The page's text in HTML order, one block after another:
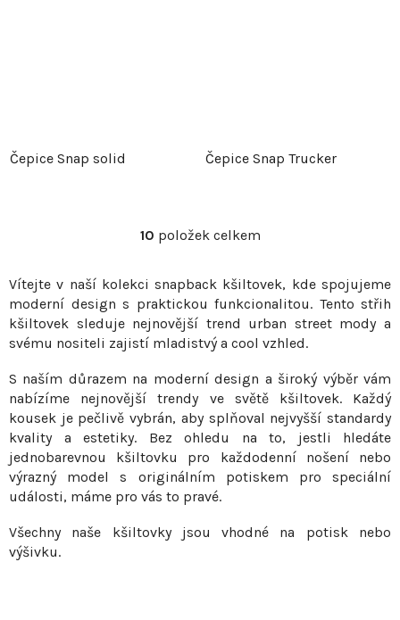
Čepice Snap solid Čepice Snap Trucker
O
l
á
d
a
c
í
p
r
v
k
y
10 položek celkem
Vítejte v naší kolekci snapback kšiltovek, kde spojujeme
moderní design s praktickou funkcionalitou. Tento střih
kšiltovek sleduje nejnovější trend urban street mody a
svému nositeli zajistí mladistvý a cool vzhled.
S naším důrazem na moderní design a široký výběr vám
nabízíme nejnovější trendy ve světě kšiltovek. Každý
kousek je pečlivě vybrán, aby splňoval nejvyšší standardy
kvality a estetiky. Bez ohledu na to, jestli hledáte
jednobarevnou kšiltovku pro každodenní nošení nebo
výrazný model s originálním potiskem pro speciální
události, máme pro vás to pravé.
Všechny naše kšiltovky jsou vhodné na potisk nebo
výšivku.